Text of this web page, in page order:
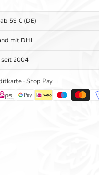
59 € (DE)
mit DHL
seit 2004
· Shop Pay